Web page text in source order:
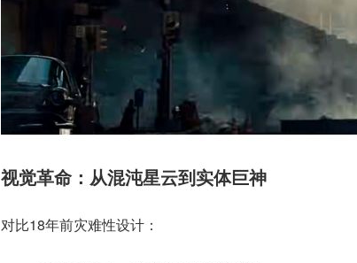
视觉革命：从混沌星云到实体巨神
对比18年前灾难性设计：